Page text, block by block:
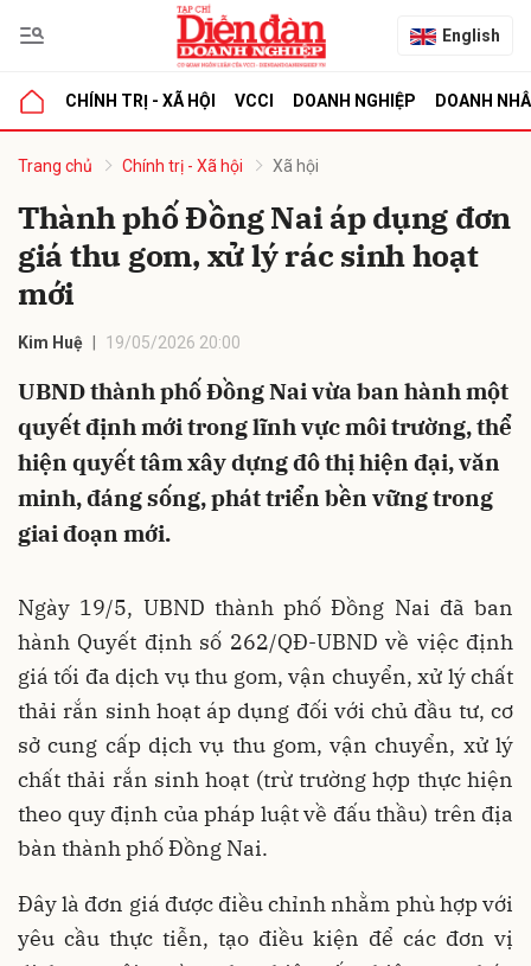
English
CHÍNH TRỊ - XÃ HỘI VCCI DOANH NGHIỆP DOANH
Trang chủ Chính trị - Xã hội Xã hội
Thành phố Đồng Nai áp dụng đơn
giá thu gom, xử lý rác sinh hoạt
mới
Kim Huệ 19/05/2026 20:00
UBND thành phố Đồng Nai vừa ban hành một
quyết định mới trong lĩnh vực môi trường, thể
hiện quyết tâm xây dựng đô thị hiện đại, văn
minh, đáng sống, phát triển bền vững trong
giai đoạn mới.
Ngày 19/5, UBND thành phố Đồng Nai đã ban
hành Quyết định số 262/QĐ-UBND về việc định
giá tối đa dịch vụ thu gom, vận chuyển, xử lý chất
thải rắn sinh hoạt áp dụng đối với chủ đầu tư, cơ
sở cung cấp dịch vụ thu gom, vận chuyển, xử lý
chất thải rắn sinh hoạt (trừ trường hợp thực hiện
theo quy định của pháp luật về đấu thầu) trên địa
bàn thành phố Đồng Nai.
Đây là đơn giá được điều chỉnh nhằm phù hợp với
yêu cầu thực tiễn, tạo điều kiện để các đơn vị
luận
Hủy